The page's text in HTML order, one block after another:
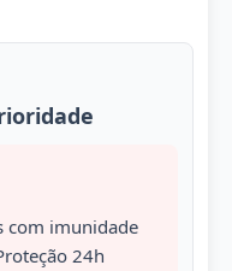
com imunidade
24h